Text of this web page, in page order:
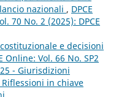
nazionali , DPCE
70 No. 2 (2025): DPCE
e decisioni
Online: Vol. 66 No. SP2
- Giurisdizioni
in chiave